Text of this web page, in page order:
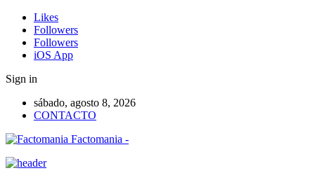
Likes
Followers
Followers
iOS App
Sign in
sábado, agosto 8, 2026
CONTACTO
Factomania -